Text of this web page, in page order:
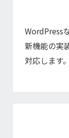
WordPress
新機能の実
対応します。